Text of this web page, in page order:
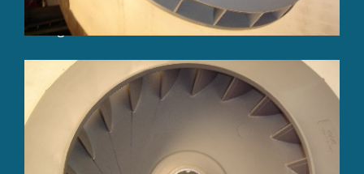
BPI
BC Ingénierie
Activités
Chaudronnerie
Tuyauterie
Serrurerie
Mécanique de précision